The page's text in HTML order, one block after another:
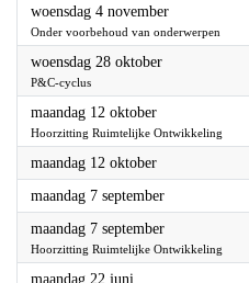
Hoorzitting Ruimtelijke Ontwikkeling
woensdag 4 november2026
Onder voorbehoud van onderwerpen
woensdag 28 oktober
P&C-cyclus
maandag 12 oktober2026
Hoorzitting Ruimtelijke Ontwikkeling
maandag 12 oktober
maandag 7 september
maandag 7 september2026
Hoorzitting Ruimtelijke Ontwikkeling